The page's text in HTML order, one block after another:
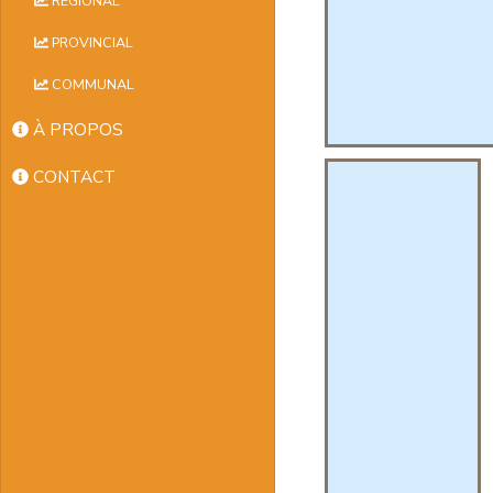
PROVINCIAL
COMMUNAL
À PROPOS
CONTACT